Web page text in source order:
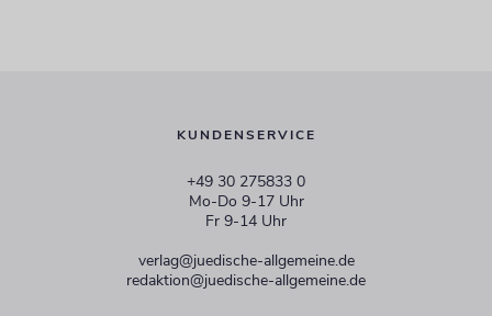
KUNDENSERVICE
+49 30 275833 0
Mo-Do 9-17 Uhr
Fr 9-14 Uhr
verlag@juedische-allgemeine.de
redaktion@juedische-allgemeine.de